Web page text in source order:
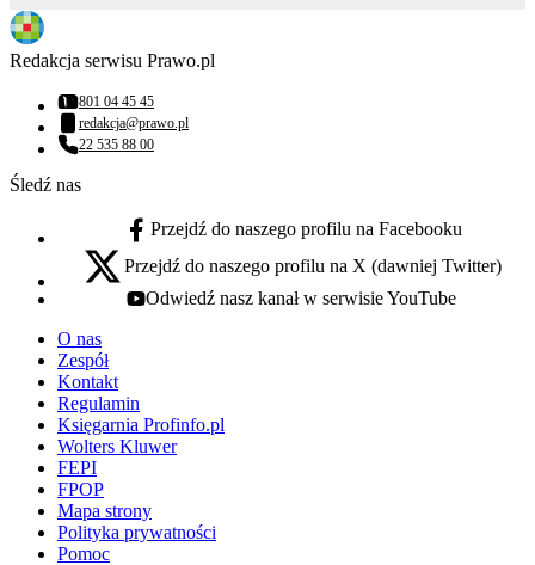
Redakcja serwisu Prawo.pl
Numer telefonu:
801 04 45 45
Adres email:
redakcja@prawo.pl
Numer telefonu:
22 535 88 00
Śledź nas
facebook - otwiera się w nowej karcie
Przejdź do naszego profilu na Facebooku
x - otwiera się w nowej karcie
Przejdź do naszego profilu na X (dawniej Twitter)
youtube - otwiera się w nowej karcie
Odwiedź nasz kanał w serwisie YouTube
O nas
Zespół
Kontakt
Regulamin
Księgarnia Profinfo.pl
Wolters Kluwer
FEPI
FPOP
Mapa strony
Polityka prywatności
Pomoc